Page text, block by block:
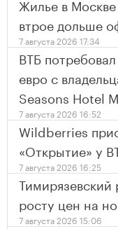
Жилье в Москве
втрое дольше
7 августа 2026 17:34
ВТБ
евро с
Seasons Hotel
7 августа 2026 16:52
Wildberries
«Открытие» у
7 августа 2026 16:25
росту цен на
7 августа 2026 15:06